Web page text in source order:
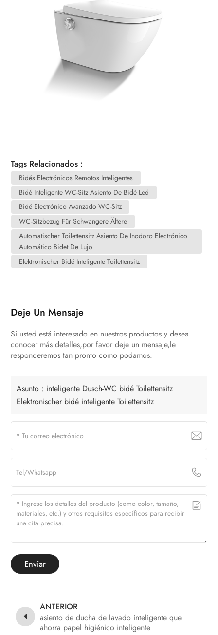
Tags Relacionados :
Bidés Electrónicos Remotos Inteligentes
Bidé Inteligente WC-Sitz Asiento De Bidé Led
Bidé Electrónico Avanzado WC-Sitz
WC-Sitzbezug Für Schwangere Ältere
Automatischer Toilettensitz Asiento De Inodoro Electrónico
Automático Bidet De Lujo
Elektronischer Bidé Inteligente Toilettensitz
Deje Un Mensaje
Si usted está interesado en nuestros productos y desea
conocer más detalles,por favor deje un mensaje,le
responderemos tan pronto como podamos.
Asunto : inteligente Dusch-WC bidé Toilettensitz
Elektronischer bidé inteligente Toilettensitz
Enviar
ANTERIOR
asiento de ducha de lavado inteligente que
ahorra papel higiénico inteligente